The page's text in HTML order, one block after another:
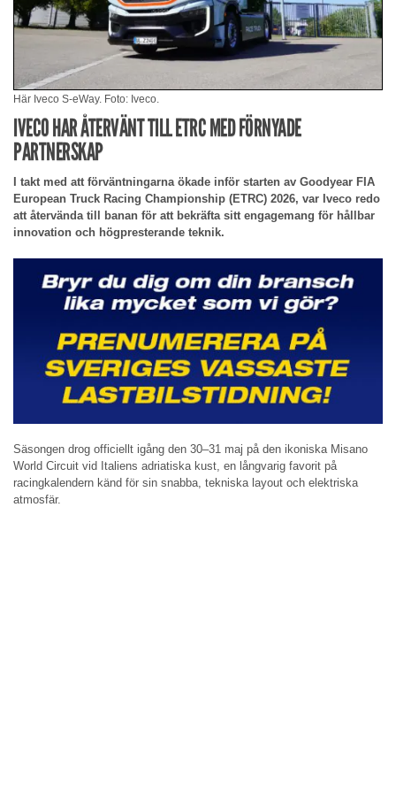
Här Iveco S-eWay. Foto: Iveco.
IVECO HAR ÅTERVÄNT TILL ETRC MED FÖRNYADE
PARTNERSKAP
I takt med att förväntningarna ökade inför starten av Goodyear FIA
European Truck Racing Championship (ETRC) 2026, var Iveco redo
att återvända till banan för att bekräfta sitt engagemang för hållbar
innovation och högpresterande teknik.
Säsongen drog officiellt igång den 30–31 maj på den ikoniska Misano
World Circuit vid Italiens adriatiska kust, en långvarig favorit på
racingkalendern känd för sin snabba, tekniska layout och elektriska
atmosfär.